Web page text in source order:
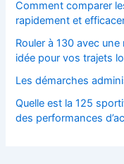
Comment comparer
rapidement et
Rouler à 130 avec
idée pour vos trajets
Les démarches
Quelle est la 125
des performances